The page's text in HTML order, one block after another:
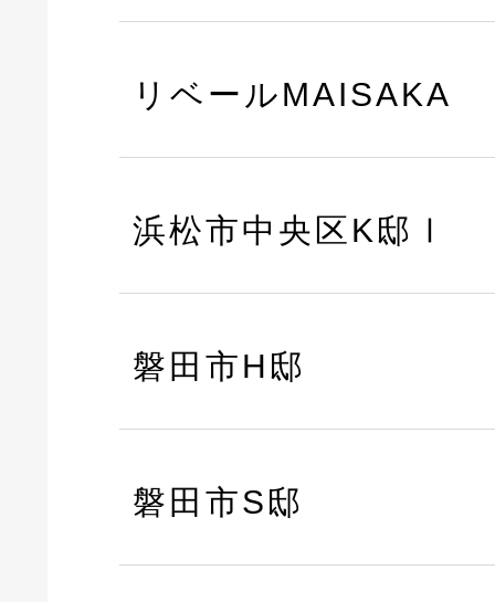
リベールMAISAKA
浜松市中央区K邸Ⅰ
磐田市H邸
磐田市S邸